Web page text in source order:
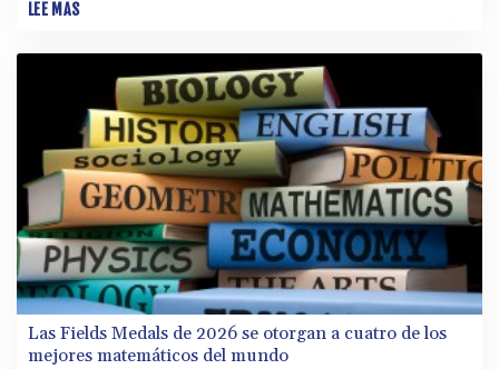
dimisión del ministro de Educación.
LEE MAS
Las Fields Medals de 2026 se otorgan a cuatro de los
mejores matemáticos del mundo